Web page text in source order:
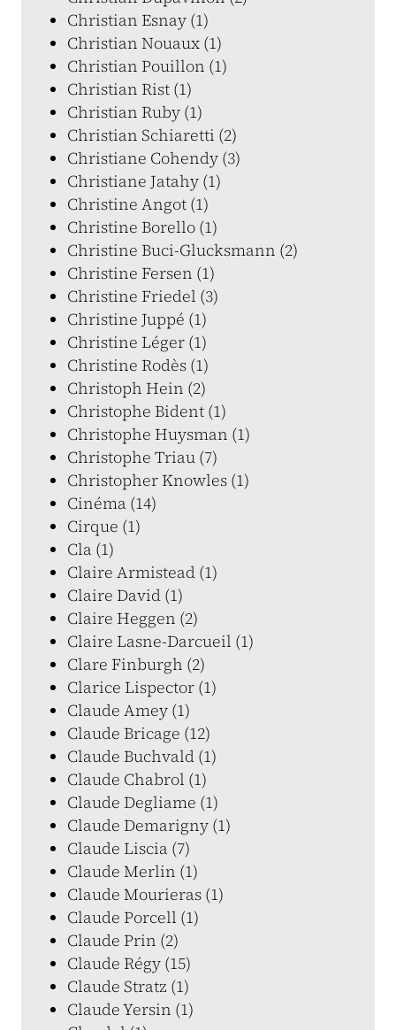
Christian Esnay (1)
Christian Nouaux (1)
Christian Pouillon (1)
Christian Rist (1)
Christian Ruby (1)
Christian Schiaretti (2)
Christiane Cohendy (3)
Christiane Jatahy (1)
Christine Angot (1)
Christine Borello (1)
Christine Buci-Glucksmann (2)
Christine Fersen (1)
Christine Friedel (3)
Christine Juppé (1)
Christine Léger (1)
Christine Rodès (1)
Christoph Hein (2)
Christophe Bident (1)
Christophe Huysman (1)
Christophe Triau (7)
Christopher Knowles (1)
Cinéma (14)
Cirque (1)
Cla (1)
Claire Armistead (1)
Claire David (1)
Claire Heggen (2)
Claire Lasne-Darcueil (1)
Clare Finburgh (2)
Clarice Lispector (1)
Claude Amey (1)
Claude Bricage (12)
Claude Buchvald (1)
Claude Chabrol (1)
Claude Degliame (1)
Claude Demarigny (1)
Claude Liscia (7)
Claude Merlin (1)
Claude Mourieras (1)
Claude Porcell (1)
Claude Prin (2)
Claude Régy (15)
Claude Stratz (1)
Claude Yersin (1)